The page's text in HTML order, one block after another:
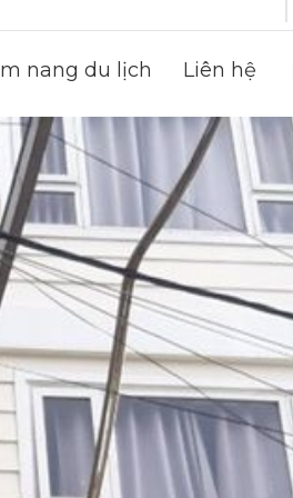
nang du lịch Liên hệ